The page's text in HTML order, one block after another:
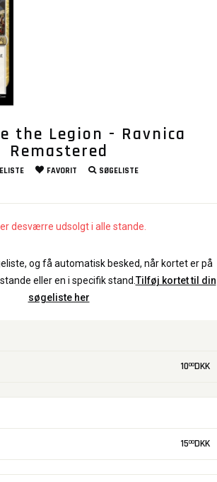
the Legion - Ravnica
Remastered
FAVORIT SØGELISTE
desværre udsolgt i alle stande.
og få automatisk besked, når kortet er på
eller en i specifik stand.Tilføj kortet til din
søgeliste her
1000DKK
1500DKK